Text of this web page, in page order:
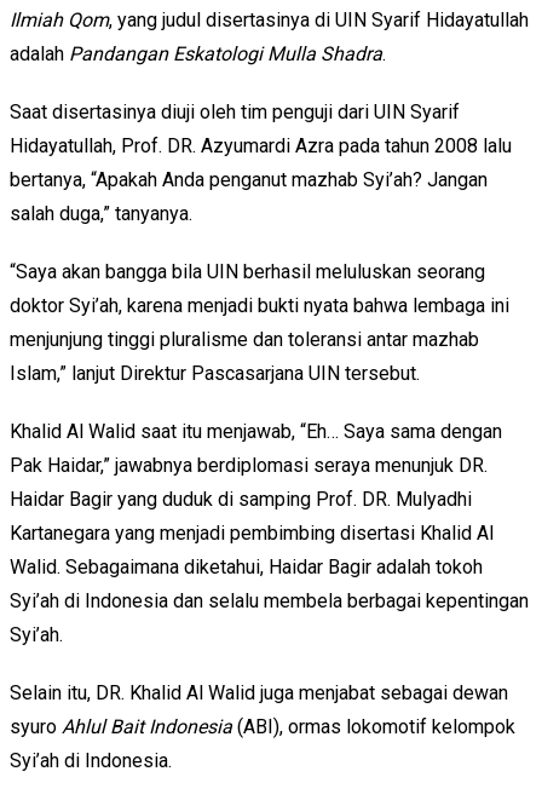
Ilmiah Qom, yang judul disertasinya di UIN Syarif Hidayatullah
adalah Pandangan Eskatologi Mulla Shadra.
Saat disertasinya diuji oleh tim penguji dari UIN Syarif
Hidayatullah, Prof. DR. Azyumardi Azra pada tahun 2008 lalu
bertanya, “Apakah Anda penganut mazhab Syi’ah? Jangan
salah duga,” tanyanya.
“Saya akan bangga bila UIN berhasil meluluskan seorang
doktor Syi’ah, karena menjadi bukti nyata bahwa lembaga ini
menjunjung tinggi pluralisme dan toleransi antar mazhab
Islam,” lanjut Direktur Pascasarjana UIN tersebut.
Khalid Al Walid saat itu menjawab, “Eh… Saya sama dengan
Pak Haidar,” jawabnya berdiplomasi seraya menunjuk DR.
Haidar Bagir yang duduk di samping Prof. DR. Mulyadhi
Kartanegara yang menjadi pembimbing disertasi Khalid Al
Walid. Sebagaimana diketahui, Haidar Bagir adalah tokoh
Syi’ah di Indonesia dan selalu membela berbagai kepentingan
Syi’ah.
Selain itu, DR. Khalid Al Walid juga menjabat sebagai dewan
syuro Ahlul Bait Indonesia (ABI), ormas lokomotif kelompok
Syi’ah di Indonesia.